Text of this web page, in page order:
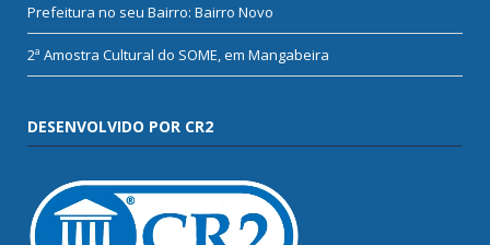
Prefeitura no seu Bairro: Bairro Novo
2ª Amostra Cultural do SOME, em Mangabeira
DESENVOLVIDO POR CR2